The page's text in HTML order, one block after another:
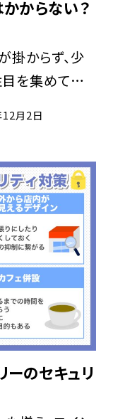
からない？
掛からず、少
を集めてい
月2日
ーのセキュリ